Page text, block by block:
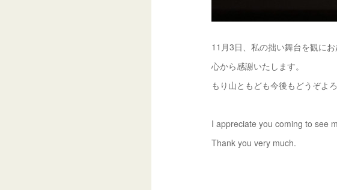
11月3日、私の拙い舞台を観に
心から感謝いたします。
もり山ともども今後もどうぞよ
I appreciate you coming to see
Thank you very much.